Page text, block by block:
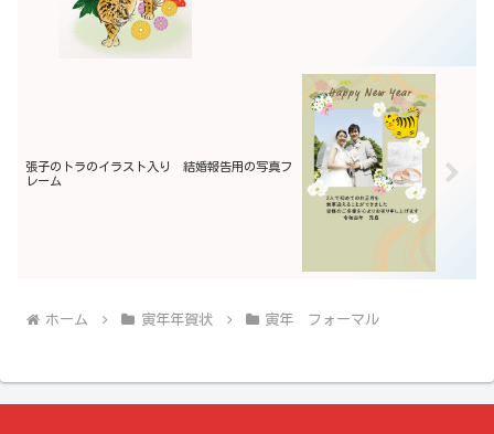
張子のトラのイラスト入り 結婚報告用の写真フ
レーム
ホーム 寅年年賀状 寅年 フォーマル